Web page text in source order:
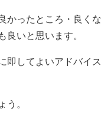
かったところ・良くな
いと思います。
即してよいアドバイス
。